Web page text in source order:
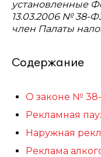
установленные
13.03.2006 № 38-
член Палаты
Содержание
О законе №
Рекламная
Наружная
Реклама